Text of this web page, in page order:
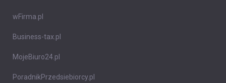
wFirma.pl
Business-tax.pl
MojeBiuro24.pl
PoradnikPrzedsiebiorcy.pl